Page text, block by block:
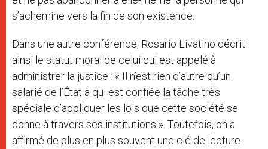
s’achemine vers la fin de son existence.
Dans une autre conférence, Rosario Livatino décrit
ainsi le statut moral de celui qui est appelé à
administrer la justice : « Il n’est rien d’autre qu’un
salarié de l’État à qui est confiée la tâche très
spéciale d’appliquer les lois que cette société se
donne à travers ses institutions ». Toutefois, on a
affirmé de plus en plus souvent une clé de lecture